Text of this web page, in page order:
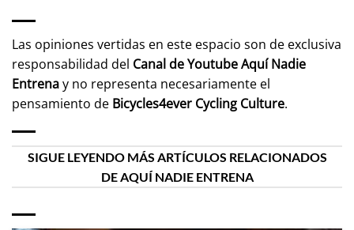
Las opiniones vertidas en este espacio son de exclusiva
responsabilidad del Canal de YoutubeAquí Nadie
Entrenay no representa necesariamente el
pensamiento de Bicycles4ever Cycling Culture.
SIGUE LEYENDO MÁS ARTÍCULOS RELACIONADOS
DE AQUÍ NADIE ENTRENA